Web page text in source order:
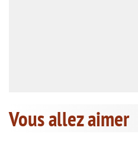
Vous allez aimer